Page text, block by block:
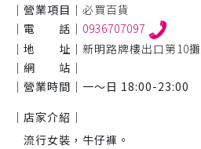
｜營業項目｜ 必買百貨
｜電 話｜ 0936707097
｜地 址｜ 新明路牌樓出口第10攤
｜網 站｜
｜營業時間｜ 一～日 18:00-23:00
｜店家介紹｜
流行女裝，牛仔褲。